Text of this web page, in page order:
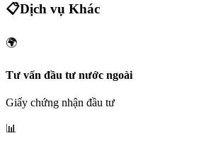
📋Dịch vụ Khác
🌍
Tư vấn đầu tư nước ngoài
Giấy chứng nhận đầu tư
📊